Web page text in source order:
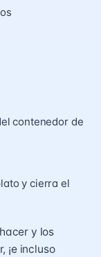
contenedor de
y cierra el
y los
¡e incluso